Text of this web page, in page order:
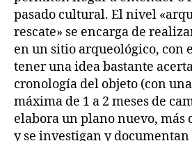
pasado cultural. El nivel
rescate» se encarga de
en un sitio arqueológico, con
tener una idea bastante
cronología del objeto (con
máxima de 1 a 2 meses de
elabora un plano nuevo, más
y se investigan y documentan